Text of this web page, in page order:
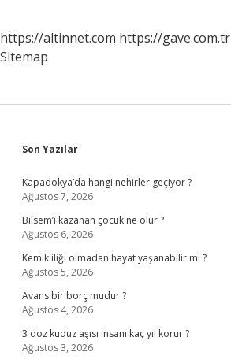
https://altinnet.com https://gave.com.tr
Sitemap
Sidebar
Son Yazılar
Kapadokya’da hangi nehirler geçiyor ?
Ağustos 7, 2026
Bilsem’i kazanan çocuk ne olur ?
Ağustos 6, 2026
Kemik iliği olmadan hayat yaşanabilir mi ?
Ağustos 5, 2026
Avans bir borç mudur ?
Ağustos 4, 2026
3 doz kuduz aşısı insanı kaç yıl korur ?
Ağustos 3, 2026